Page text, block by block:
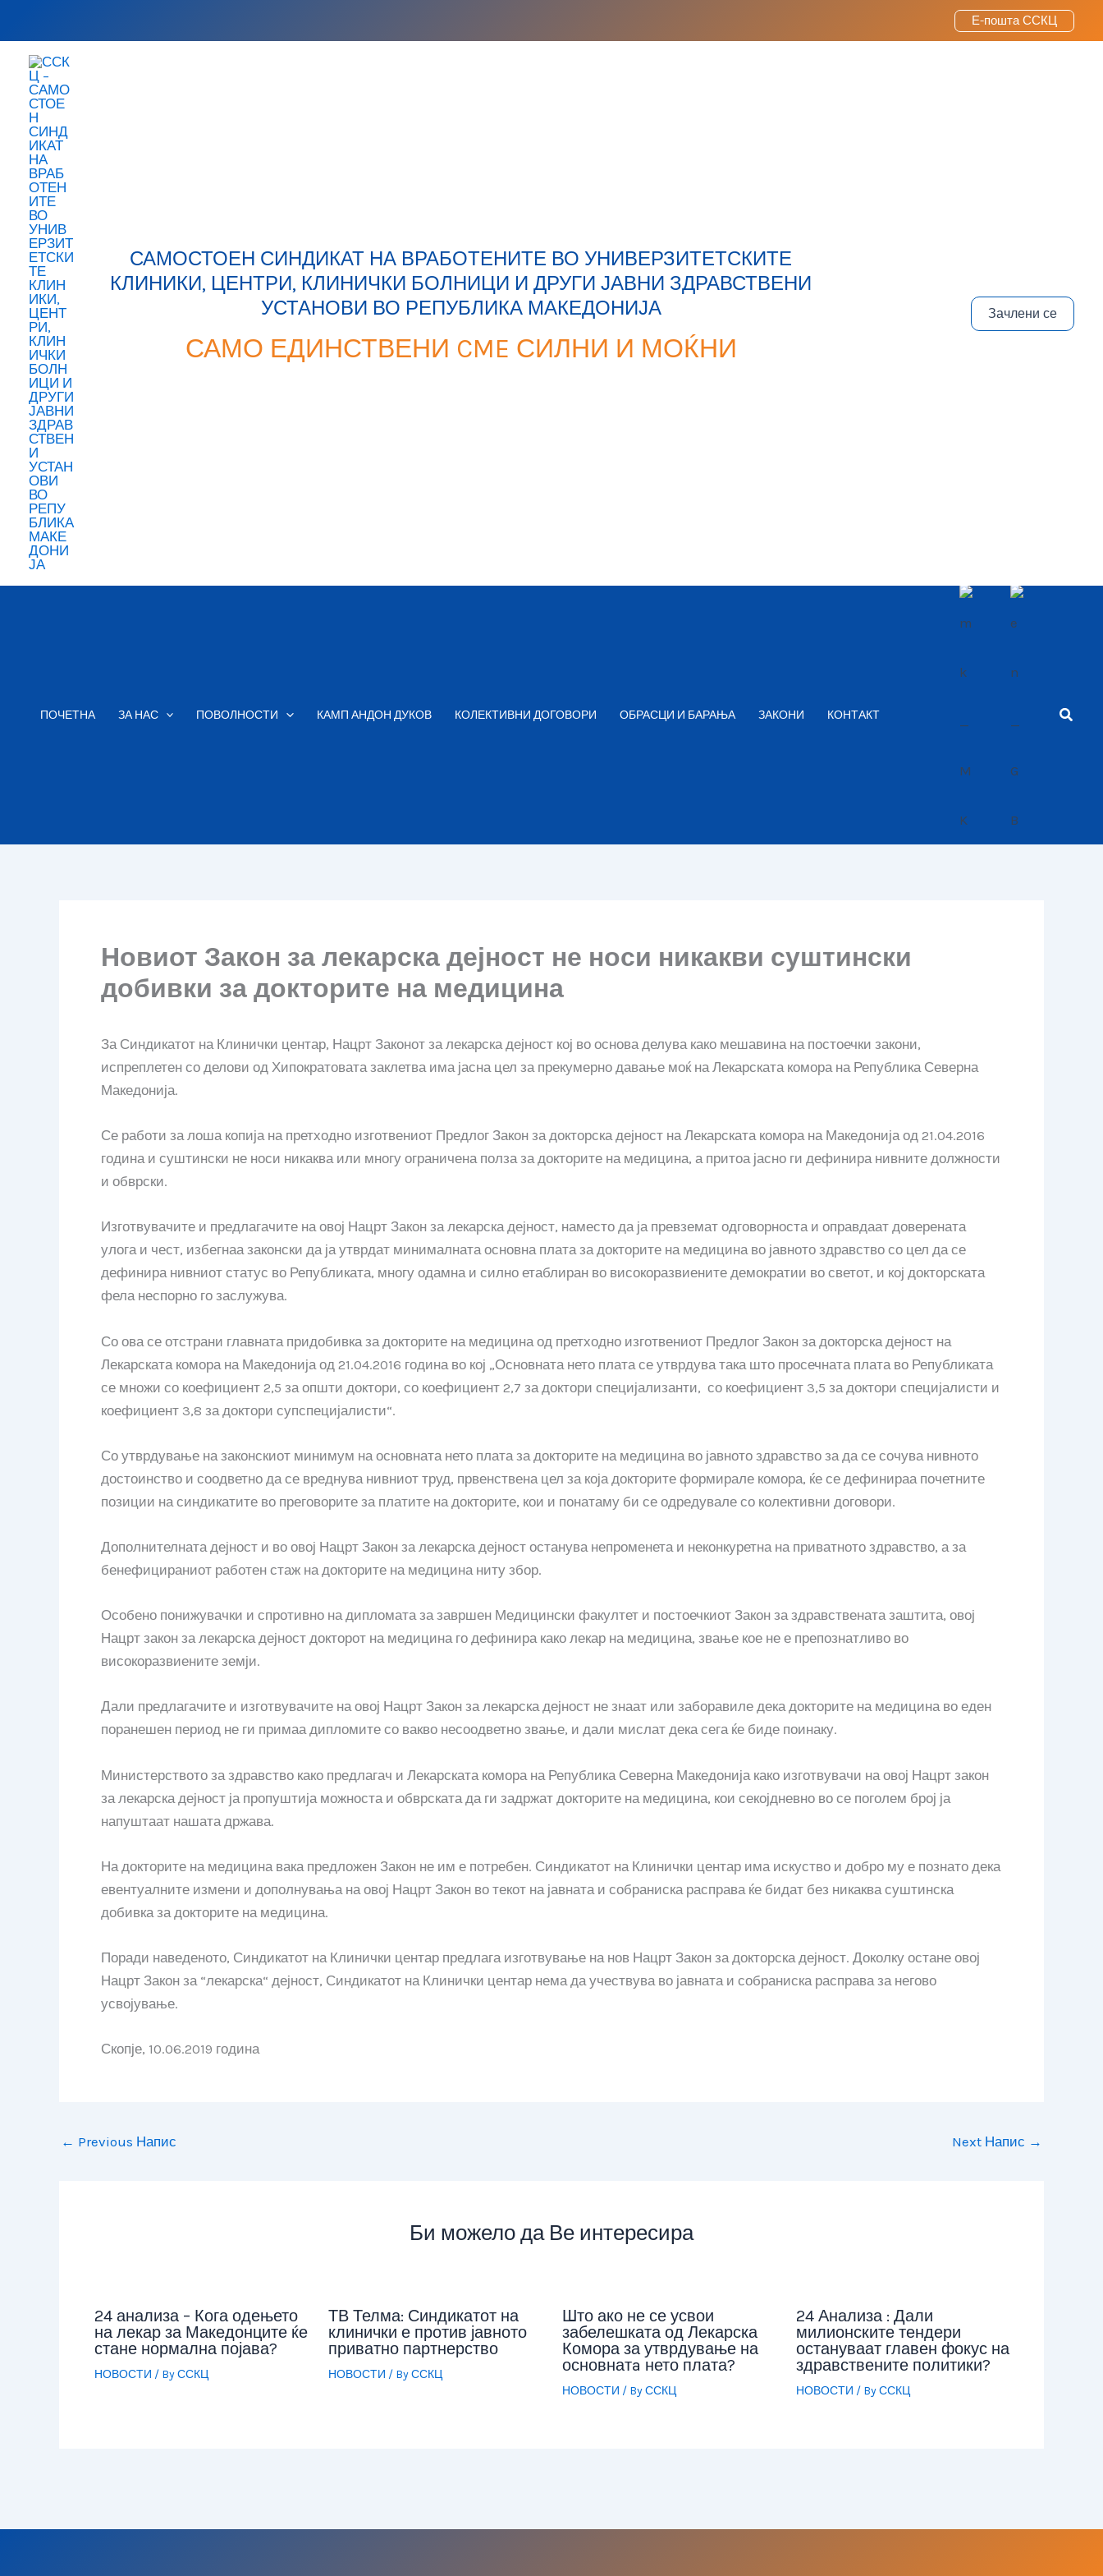
content
Е-пошта ССКЦ
САМОСТОЕН СИНДИКАТ НА ВРАБОТЕНИТЕ ВО УНИВЕРЗИТЕТСКИТЕ
КЛИНИКИ, ЦЕНТРИ, КЛИНИЧКИ БОЛНИЦИ И ДРУГИ ЈАВНИ ЗДРАВСТВЕНИ
УСТАНОВИ ВО РЕПУБЛИКА МАКЕДОНИЈА
САМО ЕДИНСТВЕНИ CME СИЛНИ И МОЌНИ
Зачлени се
ПОЧЕТНА ЗА НАС ПОВОЛНОСТИ КАМП АНДОН ДУКОВ КОЛЕКТИВНИ ДОГОВОРИ ОБРАСЦИ И БАРАЊА ЗАКОНИ КОНТАКТ
Новиот Закон за лекарска дејност не носи никакви суштински
добивки за докторите на медицина
За Синдикатот на Клинички центар, Нацрт Законот за лекарска дејност кој во основа делува како мешавина на постоечки закони,
испреплетен со делови од Хипократовата заклетва има јасна цел за прекумерно давање моќ на Лекарската комора на Република Северна
Македонија.
Се работи за лоша копија на претходно изготвениот Предлог Закон за докторска дејност на Лекарската комора на Македонија од 21.04.2016
година и суштински не носи никаква или многу ограничена полза за докторите на медицина, а притоа јасно ги дефинира нивните должности
и обврски.
Изготвувачите и предлагачите на овој Нацрт Закон за лекарска дејност, наместо да ја превземат одговорноста и оправдаат доверената
улога и чест, избегнаа законски да ја утврдат минималната основна плата за докторите на медицина во јавното здравство со цел да се
дефинира нивниот статус во Републиката, многу одамна и силно етаблиран во високоразвиените демократии во светот, и кој докторската
фела неспорно го заслужува.
Со ова се отстрани главната придобивка за докторите на медицина од претходно изготвениот Предлог Закон за докторска дејност на
Лекарската комора на Македонија од 21.04.2016 година во кој „Основната нето плата се утврдува така што просечната плата во Републиката
се множи со коефициент 2,5 за општи доктори, со коефициент 2,7 за доктори специјализанти, со коефициент 3,5 за доктори специјалисти и
коефициент 3,8 за доктори супспецијалисти“.
Со утврдување на законскиот минимум на основната нето плата за докторите на медицина во јавното здравство за да се сочува нивното
достоинство и соодветно да се вреднува нивниот труд, првенствена цел за која докторите формирале комора, ќе се дефинираа почетните
позиции на синдикатите во преговорите за платите на докторите, кои и понатаму би се одредувале со колективни договори.
Дополнителната дејност и во овој Нацрт Закон за лекарска дејност останува непроменета и неконкуретна на приватното здравство, а за
бенефицираниот работен стаж на докторите на медицина ниту збор.
Особено понижувачки и спротивно на дипломата за завршен Медицински факултет и постоечкиот Закон за здравствената заштита, овој
Нацрт закон за лекарска дејност докторот на медицина го дефинира како лекар на медицина, звање кое не е препознатливо во
високоразвиените земји.
Дали предлагачите и изготвувачите на овој Нацрт Закон за лекарска дејност не знаат или заборавиле дека докторите на медицина во еден
поранешен период не ги примаа дипломите со вакво несоодветно звање, и дали мислат дека сега ќе биде поинаку.
Министерството за здравство како предлагач и Лекарската комора на Република Северна Македонија како изготвувачи на овој Нацрт закон
за лекарска дејност ја пропуштија можноста и обврската да ги задржат докторите на медицина, кои секојдневно во се поголем број ја
напуштаат нашата држава.
На докторите на медицина вака предложен Закон не им е потребен. Синдикатот на Клинички центар има искуство и добро му е познато дека
евентуалните измени и дополнувања на овој Нацрт Закон во текот на јавната и собраниска расправа ќе бидат без никаква суштинска
добивка за докторите на медицина.
Поради наведеното, Синдикатот на Клинички центар предлага изготвување на нов Нацрт Закон за докторска дејност. Доколку остане овој
Нацрт Закон за “лекарска“ дејност, Синдикатот на Клинички центар нема да учествува во јавната и собраниска расправа за негово
усвојување.
Скопје, 10.06.2019 година
← Previous Напис Next Напис →
Би можело да Ве интересира
24 анализа – Кога одењето
на лекар за Македонците ќе
стане нормална појава?
НОВОСТИ / ByССКЦ
ТВ Телма: Синдикатот на
клинички е против јавното
приватно партнерство
НОВОСТИ / ByССКЦ
Што ако не се усвои
забелешката од Лекарска
Комора за утврдување на
основнатa нето плата?
НОВОСТИ / ByССКЦ
24 Анализа : Дали
милионските тендери
остануваат главен фокус на
здравствените политики?
НОВОСТИ / ByССКЦ